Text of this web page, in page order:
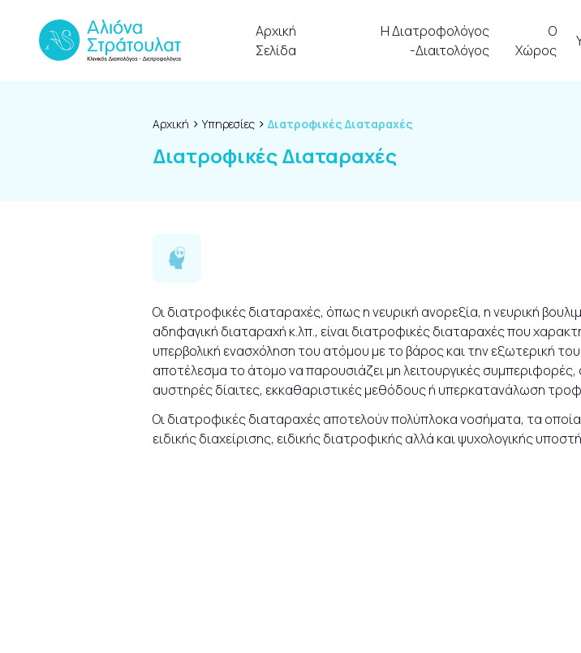
Αρχική
Σελίδα
Η Διατροφολόγος
-Διαιτολόγος
Ο
Χώρος
Αρχική › Υπηρεσίες › Διατροφικές Διαταραχές
Διατροφικές Διαταραχές
Οι διατροφικές διαταραχές, όπως η νευρική ανορεξία, η νευρική
αδηφαγική διαταραχή κ.λπ., είναι διατροφικές διαταραχές που
υπερβολική ενασχόληση του ατόμου με το βάρος και την εξωτερική
αποτέλεσμα το άτομο να παρουσιάζει μη λειτουργικές
αυστηρές δίαιτες, εκκαθαριστικές μεθόδους ή υπερκατανάλωση
Οι διατροφικές διαταραχές αποτελούν πολύπλοκα νοσήματα, τα
ειδικής διαχείρισης, ειδικής διατροφικής αλλά και ψυχολογικής